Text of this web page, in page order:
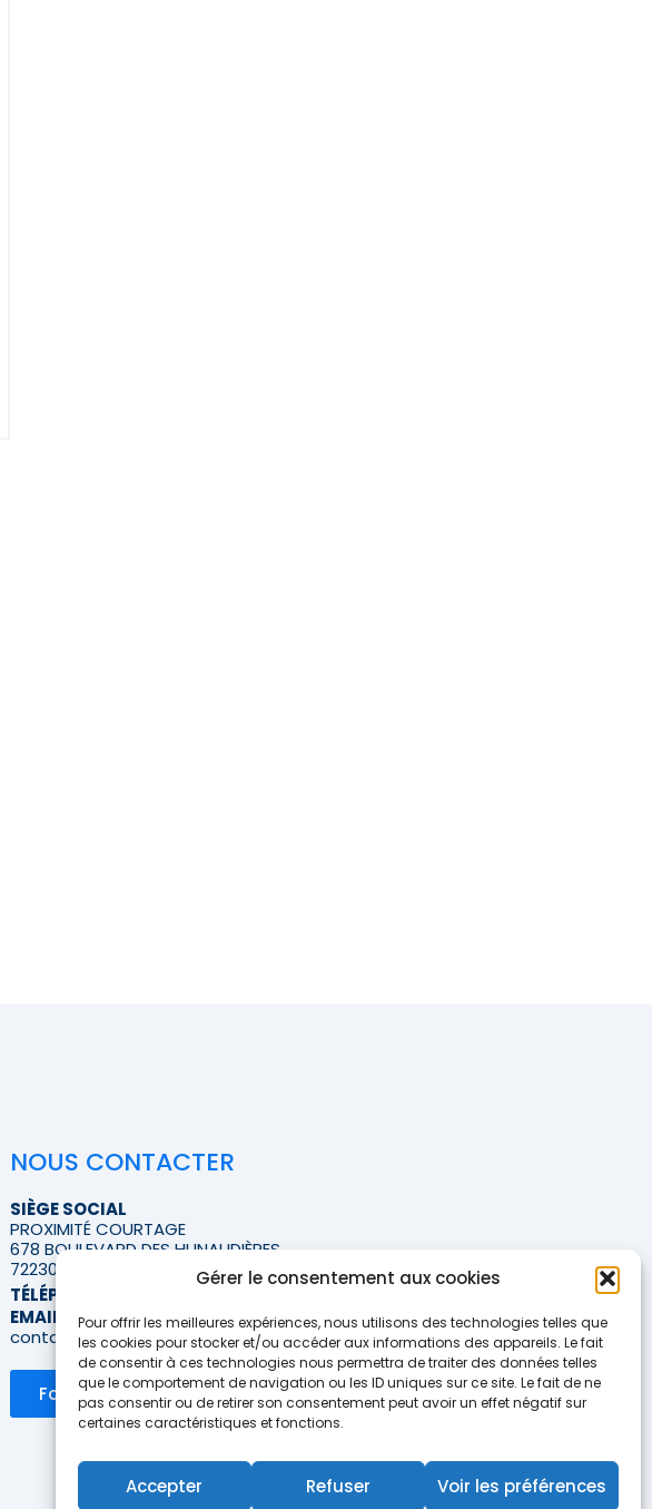
Gérer le consentement aux cookies
Pour offrir les meilleures expériences, nous utilisons des technologies telles que
les cookies pour stocker et/ou accéder aux informations des appareils. Le fait
de consentir à ces technologies nous permettra de traiter des données telles
que le comportement de navigation ou les ID uniques sur ce site. Le fait de ne
pas consentir ou de retirer son consentement peut avoir un effet négatif sur
certaines caractéristiques et fonctions.
Accepter Refuser Voir les préférences
NOUS CONTACTER
SIÈGE SOCIAL
PROXIMITÉ COURTAGE
678 BOULEVARD DES HUNAUDIÈRES
72230 RUAUDIN
TÉLÉPHONE
EMAIL
contact@proximite-courtage.fr
Formulaire de contact